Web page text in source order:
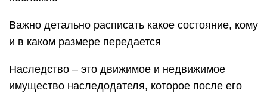
Важно детально расписать какое состояние, кому
и в каком размере передается
Наследство – это движимое и недвижимое
имущество наследодателя, которое после его